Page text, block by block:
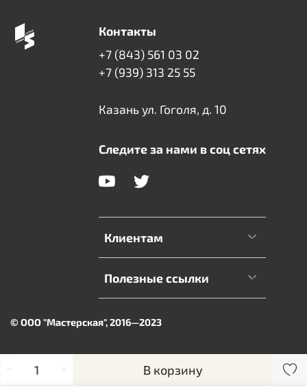
В корзину
Клиентам
Полезные ссылки
Контакты
+7 (843) 561 03 02
+7 (939) 313 25 55
Казань ул. Гоголя, д. 10
Следите за нами в соц сетях
© ООО "Мастерская", 2016—2023